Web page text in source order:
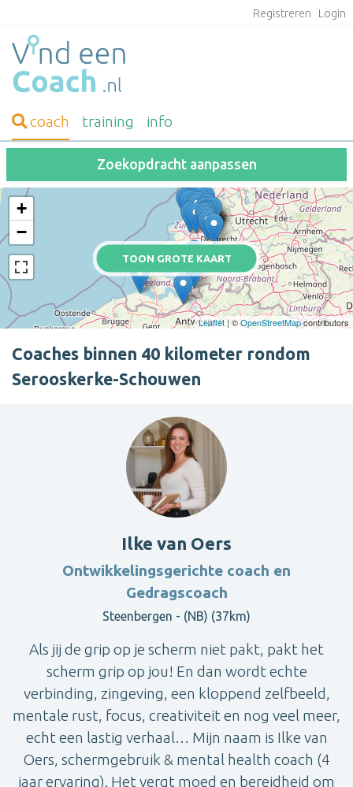
Registreren Login
coach training info
Zoekopdracht aanpassen
TOON GROTE KAART
+
−
Leaflet| ©OpenStreetMapcontributors
Coaches binnen 40 kilometer rondom
Serooskerke-Schouwen
Ilke van Oers
Ontwikkelingsgerichte coach en
Gedragscoach
Steenbergen - (NB) (37km)
Als jij de grip op je scherm niet pakt, pakt het
scherm grip op jou! En dan wordt echte
verbinding, zingeving, een kloppend zelfbeeld,
mentale rust, focus, creativiteit en nog veel meer,
echt een lastig verhaal… Mijn naam is Ilke van
Oers, schermgebruik & mental health coach (4
jaar ervaring). Het vergt moed en bereidheid om